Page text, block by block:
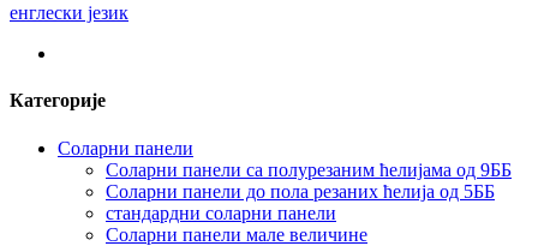
енглески језик
Категорије
Соларни панели
Соларни панели са полурезаним ћелијама од 9ББ
Соларни панели до пола резаних ћелија од 5ББ
стандардни соларни панели
Соларни панели мале величине